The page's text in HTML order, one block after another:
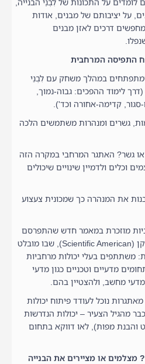
לומדים על התכונות של לִבְנֵי הבנייה,
על יציבותם של מבנים, אודות
דרכים לאזן מבנים
התפיסה המרחבית
במהלך משחק עם לִבְנֵי
לימוד ההפכים: גבוה-נמוך,
קדימה-אחורה וכד').
גשרים ומנהרות משתמשים הלכה
גשר? האתגר המרחבי במקרה הזה
וכלים ולדמיין שינויים שיכולים
את המנהרה כך שמכונית צעצוע
מוזכרת במאמר חדש שהתפרסם
בכתב העת סיינטיפיק אמריקן (Scientific American), שבו מובלט
משתתפים בעלי יכולות מרחביות
מדעיים וטכניים כגון מדעי
מחשב, ולהצטיין בהם.
נוכל לעודד פיתוח יכולות
מהגיל הצעיר – יכולות הנדרשות
והבנת מפות), לאו דווקא בתחום
או מציירים את הבנייה